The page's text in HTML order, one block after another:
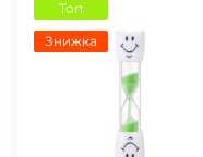
Топ
Знижка